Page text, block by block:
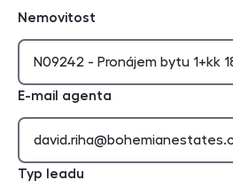
Nemovitost
E-mail agenta
Typ leadu